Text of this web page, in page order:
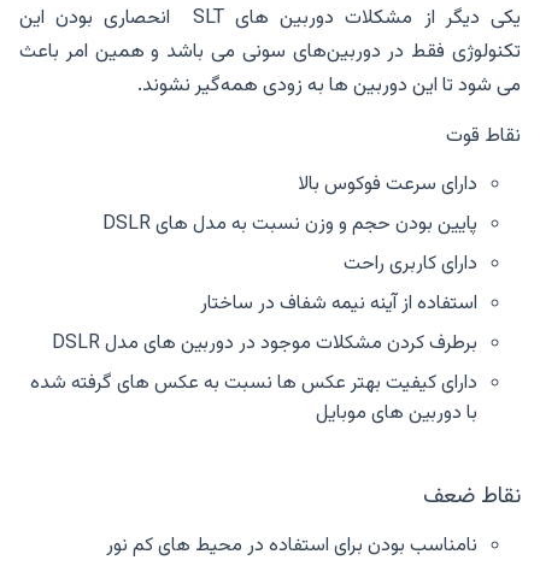
یکی دیگر از مشکلات دوربین های SLT انحصاری بودن این
تکنولوژی فقط در دوربین‌های سونی می باشد و همین امر باعث
می شود تا این دوربین ها به ‌زودی همه‌گیر نشوند.
نقاط قوت
دارای سرعت فوکوس بالا
پایین بودن حجم و وزن نسبت به مدل های DSLR
دارای کاربری راحت
استفاده از آینه نیمه شفاف در ساختار
برطرف کردن مشکلات موجود در دوربین های مدل DSLR
دارای کیفیت بهتر عکس ها نسبت به عکس های گرفته شده
با دوربین های موبایل
نقاط ضعف
نامناسب بودن برای استفاده در محیط های کم نور